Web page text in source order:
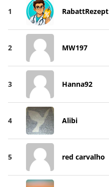
1 RabattRezept
2 MW197
3 Hanna92
4 Alibi
5 red carvalho